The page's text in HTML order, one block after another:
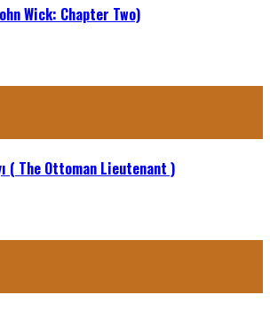
Wick: Chapter Two)
( The Ottoman Lieutenant )